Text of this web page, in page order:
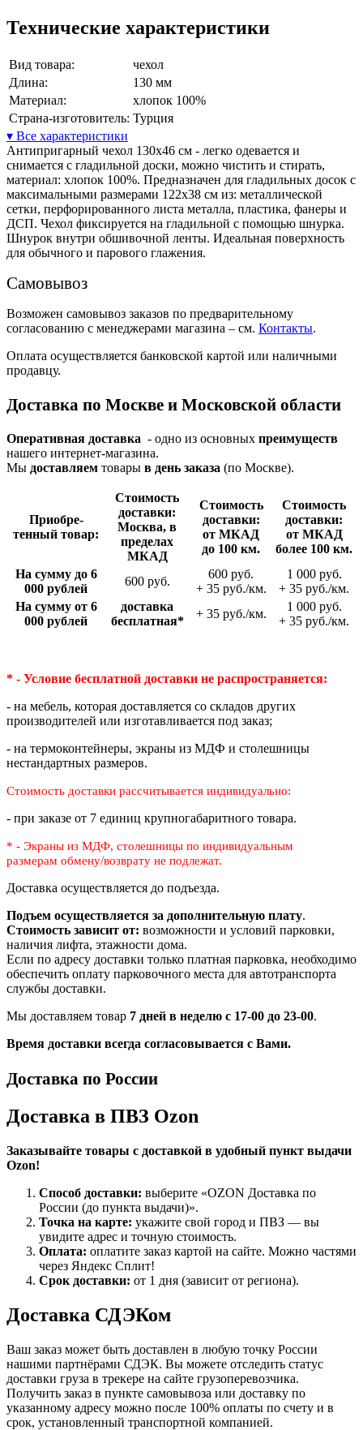
Технические характеристики
Вид товара:
чехол
Длина:
130 мм
Материал:
хлопок 100%
Страна-изготовитель: Турция
▾ Все характеристики
Антипригарный чехол 130х46 см - легко одевается и
снимается с гладильной доски, можно чистить и стирать,
материал: хлопок 100%. Предназначен для гладильных досок с
максимальными размерами 122х38 см из: металлической
сетки, перфорированного листа металла, пластика, фанеры и
ДСП. Чехол фиксируется на гладильной с помощью шнурка.
Шнурок внутри обшивочной ленты. Идеальная поверхность
для обычного и парового глажения.
Самовывоз
Возможен самовывоз заказов по предварительному
согласованию с менеджерами магазина – см. Контакты.
Оплата осуществляется банковской картой или наличными
продавцу.
Доставка по Москве и Московской области
Оперативная доставка - одно из основных преимуществ
нашего интернет-магазина.
Мы доставляем товары в день заказа (по Москве).
Приобре­
тенный товар:
Стои­мость
доставки:
Москва, в
пределах
МКАД
Стои­мость
доставки:
от МКАД
до 100 км.
Стои­мость
доставки:
от МКАД
более 100 км.
На сумму до 6
000 рублей
600 руб.
600 руб.
+ 35 руб./км.
1 000 руб.
+ 35 руб./км.
На сумму от 6
000 рублей
доставка
беспла­тная*
+ 35 руб./км.
1 000 руб.
+ 35 руб./км.
* - Условие бесплатной доставки не распространяется:
- на мебель, которая доставляется со складов других
производителей или изготавливается под заказ;
- на термоконтейнеры, экраны из МДФ и столешницы
нестандартных размеров.
Стоимость доставки рассчитывается индивидуально:
- при заказе от 7 единиц крупногабаритного товара.
* - Экраны из МДФ, столешницы по индивидуальным
размерам обмену/возврату не подлежат.
Доставка осуществляется до подъезда.
Подъем осуществляется за дополнительную плату.
Стоимость зависит от: возможности и условий парковки,
наличия лифта, этажности дома.
Если по адресу доставки только платная парковка, необходимо
обеспечить оплату парковочного места для автотранспорта
службы доставки.
Мы доставляем товар 7 дней в неделю с 17-00 до 23-00.
Время доставки всегда согласовывается с Вами.
Доставка по России
Доставка в ПВЗ Ozon
Заказывайте товары с доставкой в удобный пункт выдачи
Ozon!
Способ доставки: выберите «OZON Доставка по
России (до пункта выдачи)».
Точка на карте: укажите свой город и ПВЗ — вы
увидите адрес и точную стоимость.
Оплата: оплатите заказ картой на сайте. Можно частями
через Яндекс Сплит!
Срок доставки: от 1 дня (зависит от региона).
Доставка СДЭКом
Ваш заказ может быть доставлен в любую точку России
нашими партнёрами СДЭК. Вы можете отследить статус
доставки груза в трекере на сайте грузоперевозчика.
Получить заказ в пункте самовывоза или доставку по
указанному адресу можно после 100% оплаты по счету и в
срок, установленный транспортной компанией.